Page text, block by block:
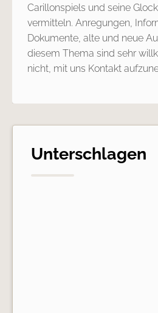
Carillonspiels und seine
vermitteln. Anregungen,
Dokumente, alte und neue
diesem Thema sind sehr
nicht, mit uns Kontakt
Unterschlagen